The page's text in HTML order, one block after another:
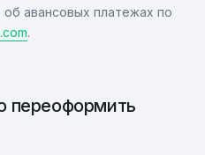
авансовых платежах по
.
переоформить